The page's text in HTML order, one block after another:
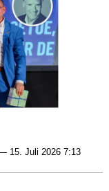
15. Juli 2026 7:13